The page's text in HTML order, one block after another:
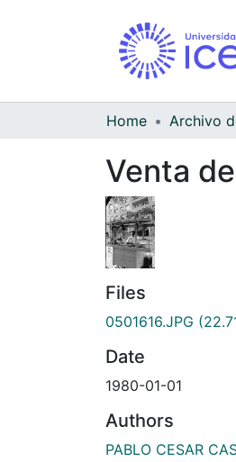
Home
Venta
Files
0501616.JPG
Date
1980-01-01
Authors
PABLO CESAR